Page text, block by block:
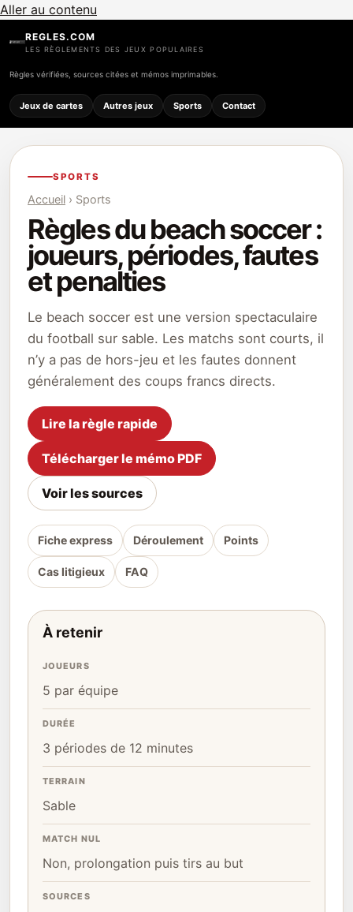
Aller au contenu
REGLES.COM
LES RÈGLEMENTS DES JEUX POPULAIRES
Règles vérifiées, sources citées et mémos imprimables.
Jeux de cartes Autres jeux Sports Contact
SPORTS
Accueil › Sports
Règles du beach soccer :
joueurs, périodes, fautes
et penalties
Le beach soccer est une version spectaculaire
du football sur sable. Les matchs sont courts, il
n’y a pas de hors-jeu et les fautes donnent
généralement des coups francs directs.
Lire la règle rapide
Télécharger le mémo PDF
Voir les sources
Fiche express Déroulement Points
Cas litigieux FAQ
À retenir
JOUEURS
5 par équipe
DURÉE
3 périodes de 12 minutes
TERRAIN
Sable
MATCH NUL
Non, prolongation puis tirs au but
SOURCES